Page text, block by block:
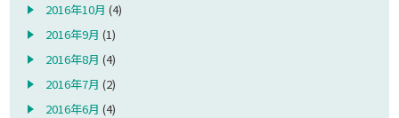
2016年10月 (4)
2016年9月 (1)
2016年8月 (4)
2016年7月 (2)
2016年6月 (4)